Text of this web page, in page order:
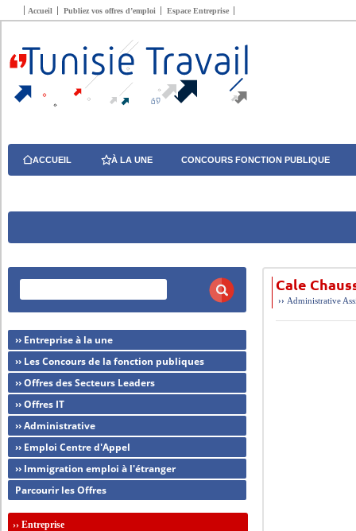
Accueil Publiez vos offres d’emploi Espace Entreprise
ACCUEIL À LA UNE CONCOURS FONCTION PUBLIQUE
Cale
›› Administrative
›› Entreprise à la une
›› Les Concours de la fonction publiques
›› Offres des Secteurs Leaders
›› Offres IT
›› Administrative
›› Emploi Centre d'Appel
›› Immigration emploi à l'étranger
Parcourir les Offres
››Entreprise